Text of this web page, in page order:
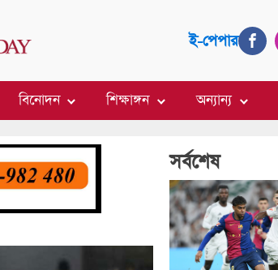
ই-পেপার
বিনোদন শিক্ষাঙ্গন অন্যান্য
সর্বশেষ